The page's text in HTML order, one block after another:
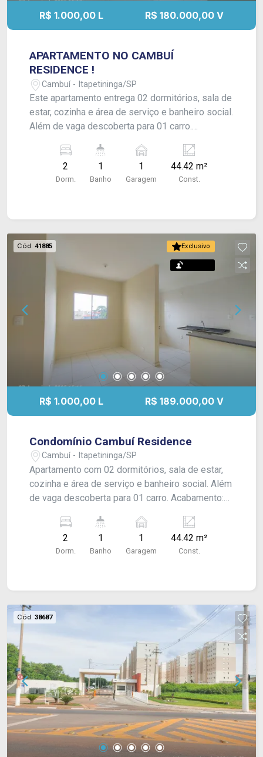
R$ 1.000,00 L R$ 180.000,00 V
APARTAMENTO NO CAMBUÍ
RESIDENCE !
Cambuí - Itapetininga/SP
Este apartamento entrega 02 dormitórios, sala de
estar, cozinha e área de serviço e banheiro social.
Além de vaga descoberta para 01 carro.
CONSULTE-NOS !
2
Dorm.
1
Banho
1
Garagem
44.42 m²
Const.
Exclusivo
Cód. 41885
R$ 1.000,00 L R$ 189.000,00 V
Condomínio Cambuí Residence
Cambuí - Itapetininga/SP
Apartamento com 02 dormitórios, sala de estar,
cozinha e área de serviço e banheiro social. Além
de vaga descoberta para 01 carro. Acabamento:
2
Dorm.
1
Banho
1
Garagem
44.42 m²
Const.
Cód. 38687